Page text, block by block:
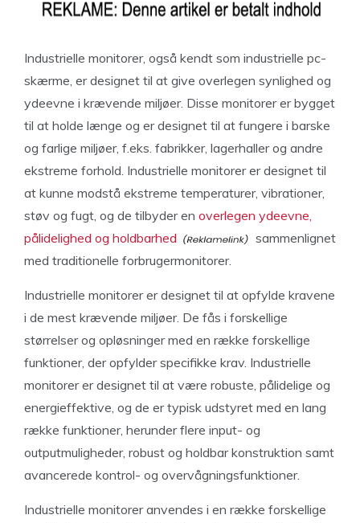
Industrielle monitorer, også kendt som industrielle pc-
skærme, er designet til at give overlegen synlighed og
ydeevne i krævende miljøer. Disse monitorer er bygget
til at holde længe og er designet til at fungere i barske
og farlige miljøer, f.eks. fabrikker, lagerhaller og andre
ekstreme forhold. Industrielle monitorer er designet til
at kunne modstå ekstreme temperaturer, vibrationer,
støv og fugt, og de tilbyder en overlegen ydeevne,
pålidelighed og holdbarhed
sammenlignet
med traditionelle forbrugermonitorer.
Industrielle monitorer er designet til at opfylde kravene
i de mest krævende miljøer. De fås i forskellige
størrelser og opløsninger med en række forskellige
funktioner, der opfylder specifikke krav. Industrielle
monitorer er designet til at være robuste, pålidelige og
energieffektive, og de er typisk udstyret med en lang
række funktioner, herunder flere input- og
outputmuligheder, robust og holdbar konstruktion samt
avancerede kontrol- og overvågningsfunktioner.
Industrielle monitorer anvendes i en række forskellige